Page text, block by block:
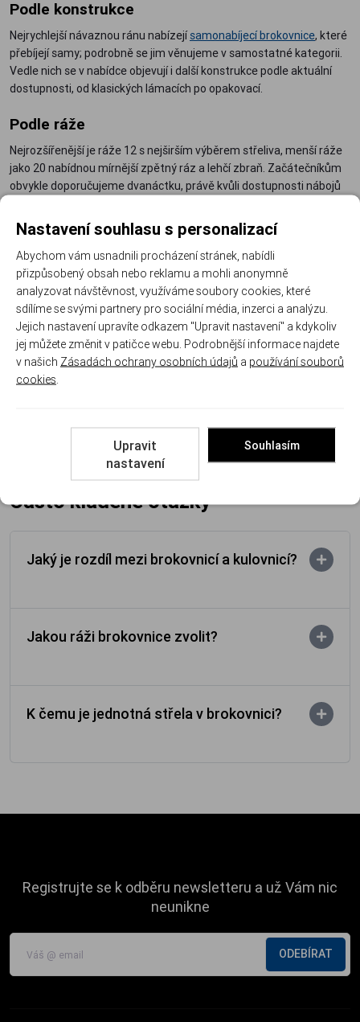
Podle konstrukce
Nejrychlejší návaznou ránu nabízejísamonabíjecí brokovnice, které
přebíjejí samy; podrobně se jim věnujeme v samostatné kategorii.
Vedle nich se v nabídce objevují i další konstrukce podle aktuální
dostupnosti, od klasických lámacích po opakovací.
Podle ráže
Nejrozšířenější je ráže 12 s nejširším výběrem střeliva, menší ráže
jako 20 nabídnou mírnější zpětný ráz a lehčí zbraň. Začátečníkům
obvykle doporučujeme dvanáctku, právě kvůli dostupnosti nábojů
Co k brokovnici pořídit
Brokové speciální střely– jednotné a speciální laborace pro
přesnou ránu.
Náhradní díly pro brokovnice– od pružin po drobné součásti
závěru.
Pušková pouzdra
– brokovnici přepravujte chráněnou.
Čištění zbraní
Nevíte, kterým směrem se vydat? Přijďte si brokovnice porovnat
na prodejnu. Ostatní palné zbraně najdete v přehleduzbraně.
Často kladené otázky
Jaký je rozdíl mezi brokovnicí a kulovnicí?
Jakou ráži brokovnice zvolit?
K čemu je jednotná střela v brokovnici?
Registrujte se k odběru newsletteru a už Vám nic
neunikne
ODEBÍRAT
Nastavení souhlasu s personalizací
Abychom vám usnadnili procházení stránek, nabídli
přizpůsobený obsah nebo reklamu a mohli anonymně
analyzovat návštěvnost, využíváme soubory cookies, které
sdílíme se svými partnery pro sociální média, inzerci a analýzu.
Jejich nastavení upravíte odkazem "Upravit nastavení" a kdykoliv
jej můžete změnit v patičce webu. Podrobnější informace najdete
v našich Zásadách ochrany osobních údajů a používání souborů
cookies
Upravit
nastavení
Souhlasím